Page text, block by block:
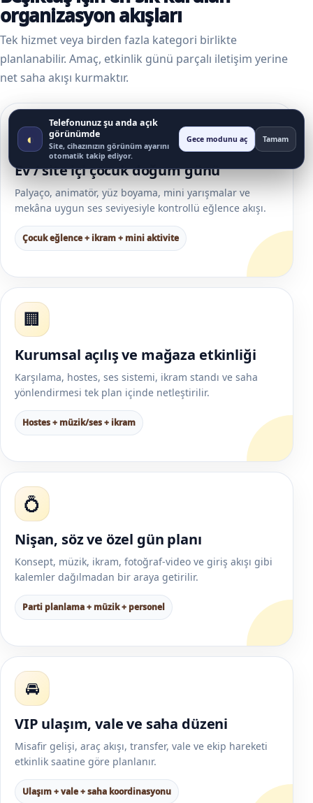
organizasyon akışları
Tek hizmet veya birden fazla kategori birlikte
planlanabilir. Amaç, etkinlik günü parçalı iletişim yerine
net saha akışı kurmaktır.
🎂
Ev / site içi çocuk doğum günü
Palyaço, animatör, yüz boyama, mini yarışmalar ve
mekâna uygun ses seviyesiyle kontrollü eğlence akışı.
Çocuk eğlence + ikram + mini aktivite
🏢
Kurumsal açılış ve mağaza etkinliği
Karşılama, hostes, ses sistemi, ikram standı ve saha
yönlendirmesi tek plan içinde netleştirilir.
Hostes + müzik/ses + ikram
💍
Nişan, söz ve özel gün planı
Konsept, müzik, ikram, fotoğraf-video ve giriş akışı gibi
kalemler dağılmadan bir araya getirilir.
Parti planlama + müzik + personel
🚘
VIP ulaşım, vale ve saha düzeni
Misafir gelişi, araç akışı, transfer, vale ve ekip hareketi
etkinlik saatine göre planlanır.
Ulaşım + vale + saha koordinasyonu
◐
Telefonunuz şu anda açık
görünümde
Site, cihazınızın görünüm ayarını
otomatik takip ediyor.
Gece modunu aç Tamam